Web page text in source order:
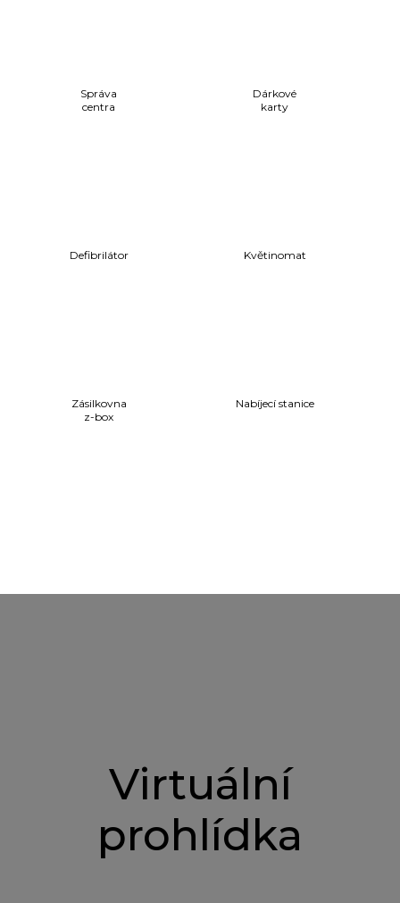
Správa
centra
Dárkové
karty
Defibrilátor Květinomat
Zásilkovna
z-box
Nabíjecí stanice
Virtuální
prohlídka